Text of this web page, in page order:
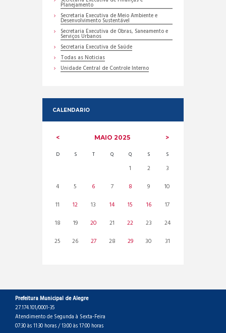
Planejamento
Secretaria Executiva de Meio Ambiente e
Desenvolvimento Sustentável
Secretaria Executiva de Obras, Saneamento e
Serviços Urbanos
Secretaria Executiva de Saúde
Todas as Noticias
Unidade Central de Controle Interno
CALENDARIO
MAIO2025
D S T Q Q S S
1 2
3
4
5 6 7 8 9
10
11
12 13 14 15 16
17
18
19 20 21 22 23
24
25
26 27 28 29 30 31
Prefeitura Municipal de Alegre
27.174.101/0001-35
Atendimento de Segunda à Sexta-Feira
07:30 às 11:30 horas / 13:00 às 17:00 horas